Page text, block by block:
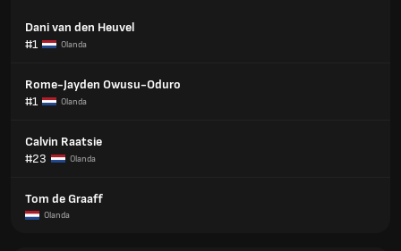
Dani van den Heuvel
#1
Olanda
Rome-Jayden Owusu-Oduro
#1
Olanda
Calvin Raatsie
#23
Olanda
Tom de Graaff
Olanda